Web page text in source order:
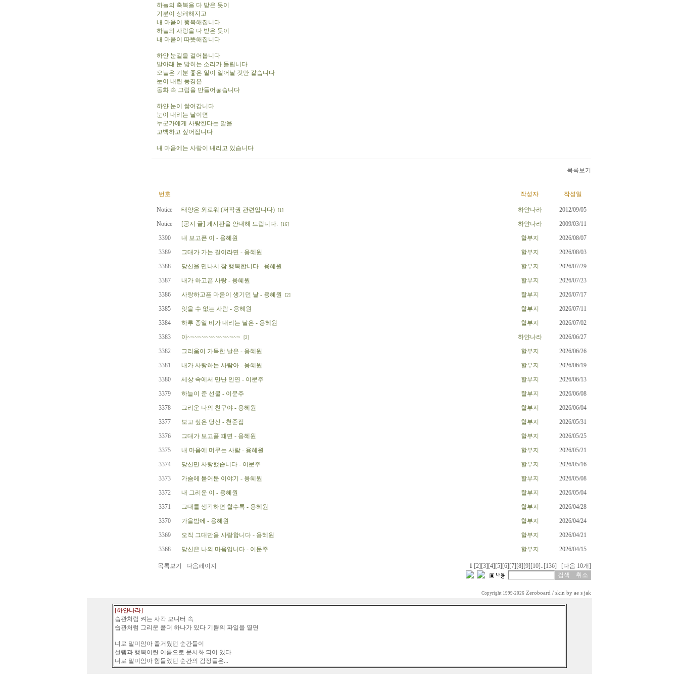
하늘의 축복을 다 받은 듯이
기분이 상쾌해지고
내 마음이 행복해집니다
하늘의 사랑을 다 받은 듯이
내 마음이 따뜻해집니다
하얀 눈길을 걸어봅니다
발아래 눈 밟히는 소리가 들립니다
오늘은 기분 좋은 일이 일어날 것만 같습니다
눈이 내린 풍경은
동화 속 그림을 만들어놓습니다
하얀 눈이 쌓여갑니다
눈이 내리는 날이면
누군가에게 사랑한다는 말을
고백하고 싶어집니다
내 마음에는 사랑이 내리고 있습니다
목록보기
번호 작성자 작성일
Notice 태양은 외로워 (저작권 관련입니다) [1] 하얀나라
2012/09/05
Notice
[공지 글] 게시판을 안내해 드립니다. [16] 하얀나라
2009/03/11
3390
내 보고픈 이 - 용혜원 할부지
2026/08/07
3389
그대가 가는 길이라면 - 용혜원 할부지
2026/08/03
3388
당신을 만나서 참 행복합니다 - 용혜원 할부지
2026/07/29
3387
내가 하고픈 사랑 - 용혜원 할부지
2026/07/23
3386
사랑하고픈 마음이 생기던 날 - 용혜원 [2] 할부지
2026/07/17
3385
잊을 수 없는 사람 - 용헤원 할부지
2026/07/11
3384
하루 종일 비가 내리는 날은 - 용혜원 할부지
2026/07/02
3383
아~~~~~~~~~~~~~~~ [2] 하얀나라
2026/06/27
3382
그리움이 가득한 날은 - 용혜원 할부지
2026/06/26
3381
내가 사랑하는 사람아 - 용혜원 할부지
2026/06/19
3380
세상 속에서 만난 인연 - 이문주 할부지
2026/06/13
3379
하늘이 준 선물 - 이문주 할부지
2026/06/08
3378
그리운 나의 친구야 - 용혜원 할부지
2026/06/04
3377
보고 싶은 당신 - 천준집 할부지
2026/05/31
3376
그대가 보고플 때면 - 용혜원 할부지
2026/05/25
3375
내 마음에 머무는 사람 - 용혜원 할부지
2026/05/21
3374
당신만 사랑했습니다 - 이문주 할부지
2026/05/16
3373
가슴에 묻어둔 이야기 - 용혜원 할부지
2026/05/08
3372
내 그리운 이 - 용혜원 할부지
2026/05/04
3371
그대를 생각하면 할수록 - 용혜원 할부지
2026/04/28
3370
가을밤에 - 용혜원 할부지
2026/04/24
3369
오직 그대만을 사랑합니다 - 용혜원 할부지
2026/04/21
3368
당신은 나의 마음입니다 - 이문주 할부지 2026/04/15
목록보기 다음페이지 1 [2] [3] [4] [5] [6] [7] [8] [9] [10] .. [136] [다음 10개]
Copyright 1999-2026 Zeroboard / skin by ae s jak
[하얀나라]
습관처럼 켜는 사각 모니터 속
습관처럼 그리운 폴더 하나가 있다 기쁨의 파일을 열면
너로 말미암아 즐거웠던 순간들이
설렘과 행복이란 이름으로 문서화 되어 있다.
너로 말미암아 힘들었던 순간의 감정들은...